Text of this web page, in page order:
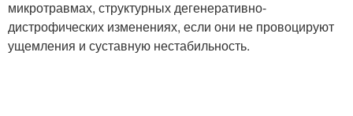
микротравмах, структурных дегенеративно-
дистрофических изменениях, если они не провоцируют
ущемления и суставную нестабильность.